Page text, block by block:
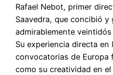
Rafael Nebot, primer
Saavedra, que concibió y
admirablemente
Su experiencia directa en
convocatorias de Europa
como su creatividad en